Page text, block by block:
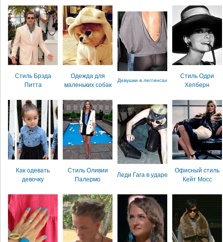
Стиль Брэда
Питта
Одежда для
маленьких собак
Девушки в леггинсах
Стиль Одри
Хепберн
Как одевать
девочку
Стиль Оливии
Палермо
Леди Гага в ударе
Офисный стиль
Кейт Мосс